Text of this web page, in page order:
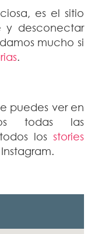
es el sitio
y desconectar
mucho si
.
puedes ver en
todas las
losstories